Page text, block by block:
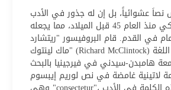
عشوائياً، بل إن له جذور في الأدب
اللاتيني الكلاسيكي منذ العام 45 قبل الميلاد، مما يجعله
من 2000 عام في القدم. قام البروفيسور "ريتشارد
ماك لينتوك" (Richard McClintock) وهو بروفيسور اللغة
هامبدن-سيدني في فيرجينيا بالبحث
لاتينية غامضة في نص لوريم إيبسوم